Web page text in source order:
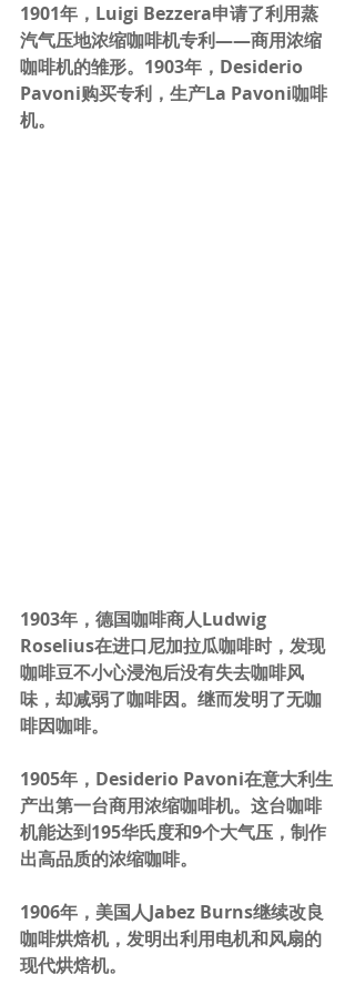
1901年，Luigi Bezzera申请了利用蒸
汽气压地浓缩咖啡机专利——商用浓缩
咖啡机的雏形。1903年，Desiderio
Pavoni购买专利，生产La Pavoni咖啡
机。
1903年，德国咖啡商人Ludwig
Roselius在进口尼加拉瓜咖啡时，发现
咖啡豆不小心浸泡后没有失去咖啡风
味，却减弱了咖啡因。继而发明了无咖
啡因咖啡。
1905年，Desiderio Pavoni在意大利生
产出第一台商用浓缩咖啡机。这台咖啡
机能达到195华氏度和9个大气压，制作
出高品质的浓缩咖啡。
1906年，美国人Jabez Burns继续改良
咖啡烘焙机，发明出利用电机和风扇的
现代烘焙机。